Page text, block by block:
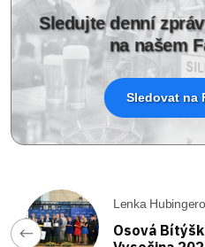
Sledujte denní
na našem
Sledovat na
Lenka
Osová